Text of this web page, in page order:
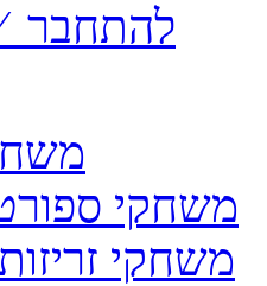
להתחבר
משחקי
משחקי